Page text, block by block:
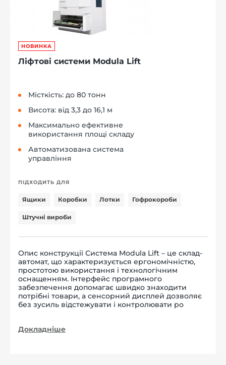
НОВИНКА
Ліфтові системи Modula Lift
Місткість: до 80 тонн
Висота: від 3,3 до 16,1 м
Максимально ефективне
використання площі складу
Автоматизована система
управління
ПІДХОДИТЬ ДЛЯ
Ящики Коробки Лотки Гофрокороби
Штучні вироби
Опис конструкції Система Modula Lift – це склад-
автомат, що характеризується ергономічністю,
простотою використання і технологічним
оснащенням. Інтерфейс програмного
забезпечення допомагає швидко знаходити
потрібні товари, а сенсорний дисплей дозволяє
без зусиль відстежувати і контролювати ро
Докладніше